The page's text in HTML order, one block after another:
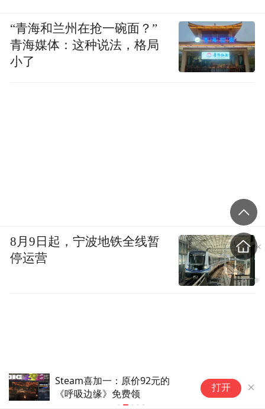
Steam喜加一：原价92元的
《呼吸边缘》免费领
打开
“青海和兰州在抢一碗面？”
青海媒体：这种说法，格局
小了
8月9日起，宁波地铁全线暂
停运营